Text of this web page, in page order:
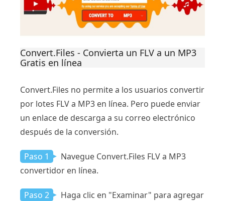
Convert.Files - Convierta un FLV a un MP3
Gratis en línea
Convert.Files no permite a los usuarios convertir
por lotes FLV a MP3 en línea. Pero puede enviar
un enlace de descarga a su correo electrónico
después de la conversión.
Paso 1
Navegue Convert.Files FLV a MP3
convertidor en línea.
Paso 2
Haga clic en "Examinar" para agregar